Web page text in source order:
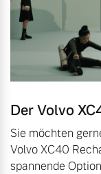
Der Volvo
Sie möchten
Volvo XC40
spannende